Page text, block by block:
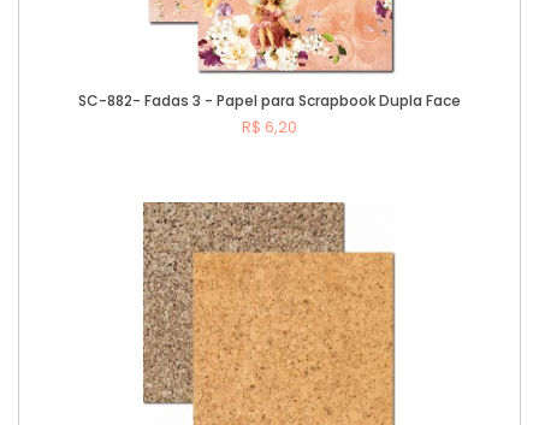
SC-882- Fadas 3 - Papel para Scrapbook Dupla Face
R$ 6,20